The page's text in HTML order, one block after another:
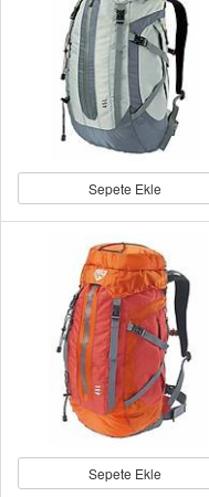
Sepete Ekle
Sepete Ekle